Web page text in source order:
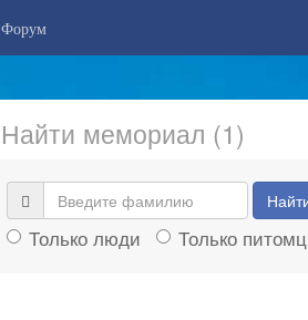
Форум
Найти мемориал (1)
Только люди Только